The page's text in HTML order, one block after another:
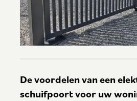
De voordelen van een
schuifpoort voor uw